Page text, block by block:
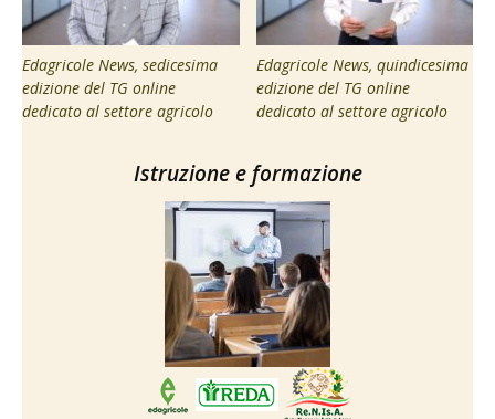
Edagricole News, sedicesima
edizione del TG online
dedicato al settore agricolo
Edagricole News, quindicesima
edizione del TG online
dedicato al settore agricolo
Istruzione e formazione